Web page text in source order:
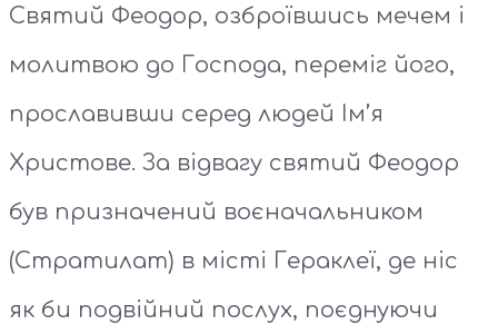
Святий Феодор, озброївшись мечем і
молитвою до Господа, переміг його,
прославивши серед людей Ім’я
Христове. За відвагу святий Феодор
був призначений воєначальником
(Стратилат) в місті Гераклеї, де ніс
як би подвійний послух, поєднуючи